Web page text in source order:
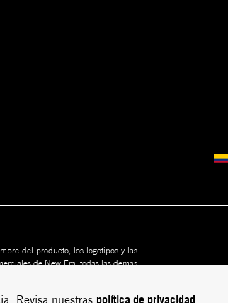
Revisa nuestras política de privacidad
del producto, los logotipos y las
de New Era, todas las demás